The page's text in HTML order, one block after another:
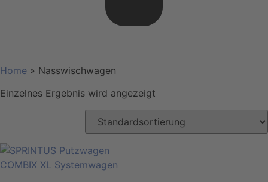
Home » Nasswischwagen
Einzelnes Ergebnis wird angezeigt